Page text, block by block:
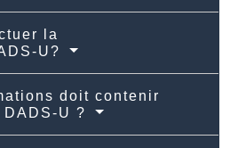
la
U?
doit contenir
U ?